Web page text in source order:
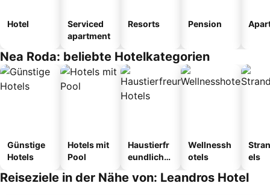
Hotel
Serviced
apartment
Resorts Pension
Nea Roda: beliebte Hotelkategorien
Günstige
Hotels
Hotels mit
Pool
Haustierfr
eundliche
Wellnessh
otels
els
Reiseziele in der Nähe von: Leandros Hotel